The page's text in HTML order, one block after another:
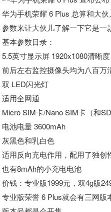
华为手机荣耀 6 Plus 总算和大
参数来让大伙儿了解一下它是一
基本参数目录：
5.5英寸显示屏 1920x1080清晰度
前后左右监控摄像头均为八百万
双 LED闪光灯
适用全网通
Micro SIM卡/Nano SIM卡（和SD
电池电量 3600mAh
灰黑色和乳白色
适用反向充电作用，配用了独创
也有8mAh的小充电电池
价钱：专业版1999元，双4g版
专业版荣誉 6 Plus就会有三网